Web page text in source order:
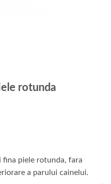
rotunda
fina piele rotunda, fara
a parului cainelui.